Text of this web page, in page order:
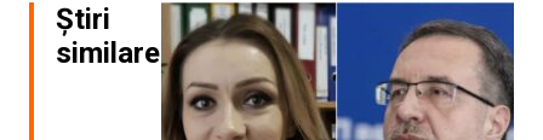
Știri
similare